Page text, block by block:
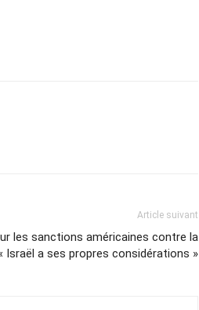
Article suivant
les sanctions américaines contre la
Israël a ses propres considérations »